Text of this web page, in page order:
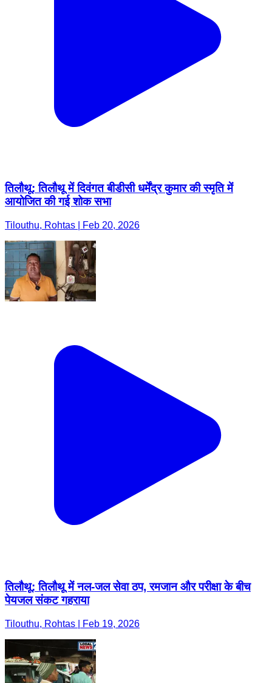
तिलौथू: तिलौथू में दिवंगत बीडीसी धर्मेंद्र कुमार की स्मृति में
आयोजित की गई शोक सभा
Tilouthu, Rohtas | Feb 20, 2026
तिलौथू: तिलौथू में नल-जल सेवा ठप, रमजान और परीक्षा के बीच
पेयजल संकट गहराया
Tilouthu, Rohtas | Feb 19, 2026